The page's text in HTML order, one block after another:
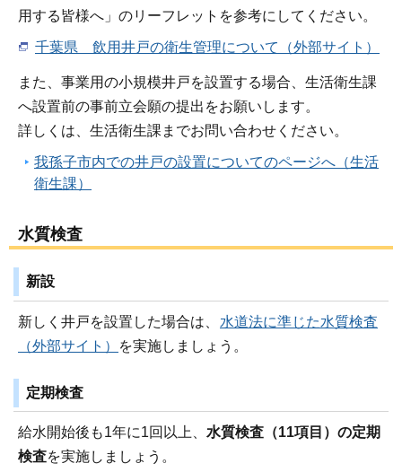
用する皆様へ」のリーフレットを参考にしてください。
千葉県 飲用井戸の衛生管理について（外部サイト）
また、事業用の小規模井戸を設置する場合、生活衛生課
へ設置前の事前立会願の提出をお願いします。
詳しくは、生活衛生課までお問い合わせください。
我孫子市内での井戸の設置についてのページへ（生活
衛生課）
水質検査
新設
新しく井戸を設置した場合は、
水道法に準じた水質検査
（外部サイト）
を実施しましょう。
定期検査
給水開始後も1年に1回以上、 水質検査（11項目）の定期
検査を実施しましょう。